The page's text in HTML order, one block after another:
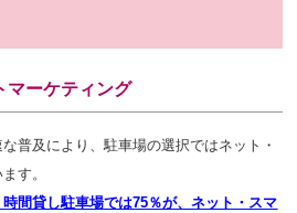
マーケティング
普及により、駐車場の選択ではネット・
す。
間貸し駐車場では75％が、ネット・スマ